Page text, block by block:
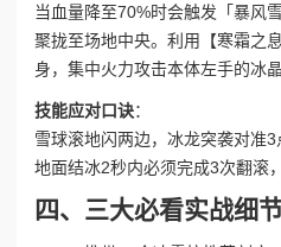
当血量降至70%时会触发「暴风
聚拢至场地中央。利用【寒霜之
身，集中火力攻击本体左手的冰晶
技能应对口诀：
雪球滚地闪两边，冰龙突袭对准3
地面结冰2秒内必须完成3次翻滚
四、三大必看实战细